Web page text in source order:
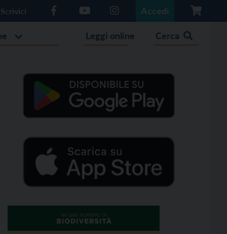
Scrivici Accedi
Leggi online Cerca